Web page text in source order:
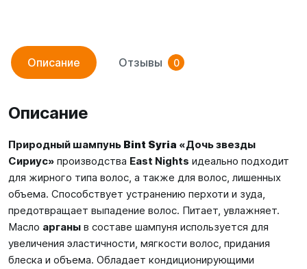
Описание Отзывы 0
Описание
Природный шампунь Bint Syria «Дочь звезды
Сириус» производства East Nights идеально подходит
для жирного типа волос, а также для волос, лишенных
объема. Способствует устранению перхоти и зуда,
предотвращает выпадение волос. Питает, увлажняет.
Масло арганы в составе шампуня используется для
увеличения эластичности, мягкости волос, придания
блеска и объема. Обладает кондиционирующими